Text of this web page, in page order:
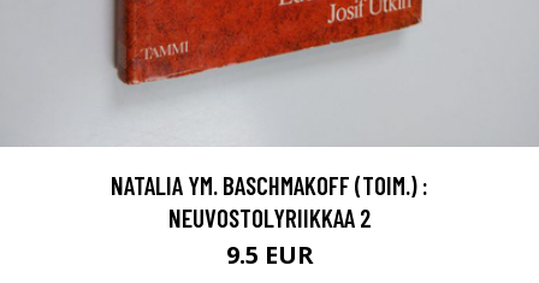
NATALIA YM. BASCHMAKOFF (TOIM.) :
NEUVOSTOLYRIIKKAA 2
9.5 EUR